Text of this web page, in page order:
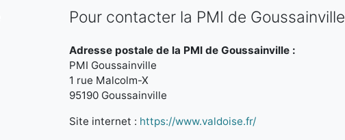
Pour contacter la PMI de Goussainville
Adresse postale de la PMI de Goussainville :
PMI Goussainville
1 rue Malcolm-X
95190 Goussainville
Site internet : https://www.valdoise.fr/